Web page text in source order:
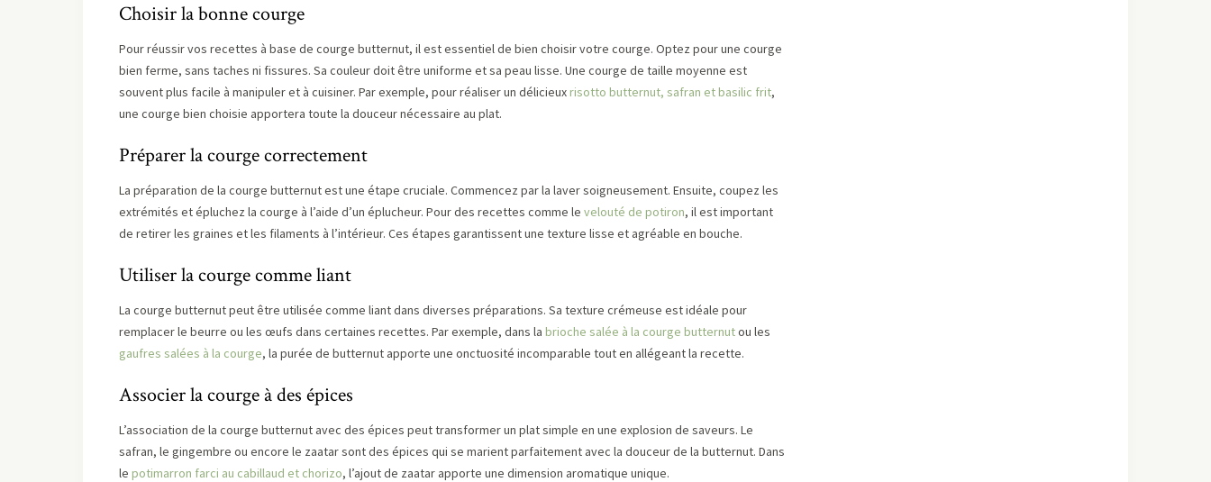
Choisir la bonne courge
Pour réussir vos recettes à base de courge butternut, il est essentiel de bien choisir votre courge. Optez pour une courge
bien ferme, sans taches ni fissures. Sa couleur doit être uniforme et sa peau lisse. Une courge de taille moyenne est
souvent plus facile à manipuler et à cuisiner. Par exemple, pour réaliser un délicieuxrisotto butternut, safran et basilic frit,
une courge bien choisie apportera toute la douceur nécessaire au plat.
Préparer la courge correctement
La préparation de la courge butternut est une étape cruciale. Commencez par la laver soigneusement. Ensuite, coupez les
extrémités et épluchez la courge à l’aide d’un éplucheur. Pour des recettes comme le velouté de potiron, il est important
de retirer les graines et les filaments à l’intérieur. Ces étapes garantissent une texture lisse et agréable en bouche.
Utiliser la courge comme liant
La courge butternut peut être utilisée comme liant dans diverses préparations. Sa texture crémeuse est idéale pour
remplacer le beurre ou les œufs dans certaines recettes. Par exemple, dans la brioche salée à la courge butternutou les
gaufres salées à la courge, la purée de butternut apporte une onctuosité incomparable tout en allégeant la recette.
Associer la courge à des épices
L’association de la courge butternut avec des épices peut transformer un plat simple en une explosion de saveurs. Le
safran, le gingembre ou encore le zaatar sont des épices qui se marient parfaitement avec la douceur de la butternut. Dans
le potimarron farci au cabillaud et chorizo, l’ajout de zaatar apporte une dimension aromatique unique.